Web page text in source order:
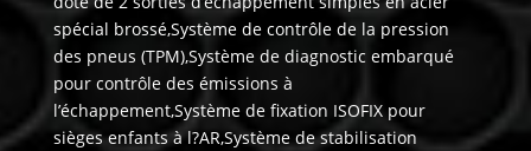
spécial brossé,Système de contrôle de la pression
des pneus (TPM),Système de diagnostic embarqué
pour contrôle des émissions à
l’échappement,Système de fixation ISOFIX pour
sièges enfants à l?AR,Système de stabilisation